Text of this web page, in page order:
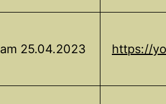
am 25.04.2023 https://